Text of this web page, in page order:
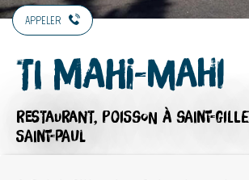
APPELER
Ti Mahi-Mahi
RESTAURANT, POISSON À SAINT-
SAINT-PAUL